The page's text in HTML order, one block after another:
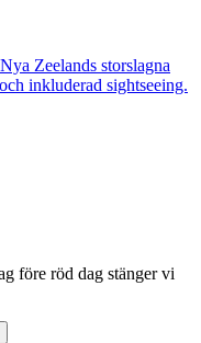
Zeelands storslagna
inkluderad sightseeing.
före röd dag stänger vi